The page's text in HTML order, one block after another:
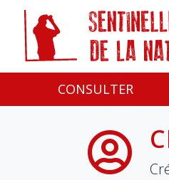
CONSULTER
Panneau de gestion des